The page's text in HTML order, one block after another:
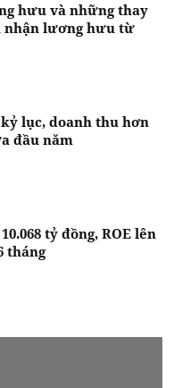
hưu và những thay
nhận lương hưu từ
lục, doanh thu hơn
đầu năm
tỷ đồng, ROE lên
tháng